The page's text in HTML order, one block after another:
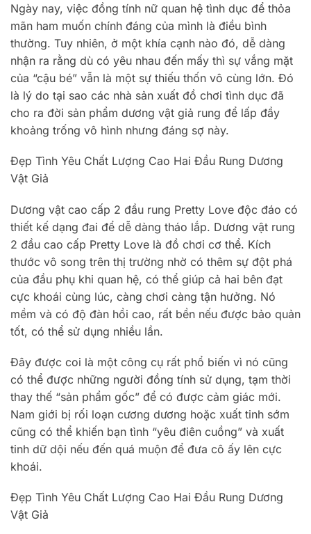
Ngày nay, việc đồng tính nữ quan hệ tình dục để thỏa
mãn ham muốn chính đáng của mình là điều bình
thường. Tuy nhiên, ở một khía cạnh nào đó, dễ dàng
nhận ra rằng dù có yêu nhau đến mấy thì sự vắng mặt
của “cậu bé” vẫn là một sự thiếu thốn vô cùng lớn. Đó
là lý do tại sao các nhà sản xuất đồ chơi tình dục đã
cho ra đời sản phẩm dương vật giả rung để lấp đầy
khoảng trống vô hình nhưng đáng sợ này.
Đẹp Tình Yêu Chất Lượng Cao Hai Đầu Rung Dương
Vật Giả
Dương vật cao cấp 2 đầu rung Pretty Love độc ​​đáo có
thiết kế dạng đai để dễ dàng tháo lắp. Dương vật rung
2 đầu cao cấp Pretty Love là đồ chơi cơ thể. Kích
thước vô song trên thị trường nhờ có thêm sự đột phá
của đầu phụ khi quan hệ, có thể giúp cả hai bên đạt
cực khoái cùng lúc, càng chơi càng tận hưởng. Nó
mềm và có độ đàn hồi cao, rất bền nếu được bảo quản
tốt, có thể sử dụng nhiều lần.
Đây được coi là một công cụ rất phổ biến vì nó cũng
có thể được những người đồng tính sử dụng, tạm thời
thay thế “sản phẩm gốc” để có được cảm giác mới.
Nam giới bị rối loạn cương dương hoặc xuất tinh sớm
cũng có thể khiến bạn tình “yêu điên cuồng” và xuất
tinh dữ dội nếu đến quá muộn để đưa cô ấy lên cực
khoái.
Đẹp Tình Yêu Chất Lượng Cao Hai Đầu Rung Dương
Vật Giả